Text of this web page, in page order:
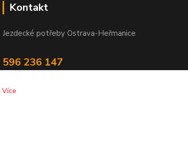
Kontakt
Jezdecké potřeby Ostrava-Heřmanice
596 236 147
Více